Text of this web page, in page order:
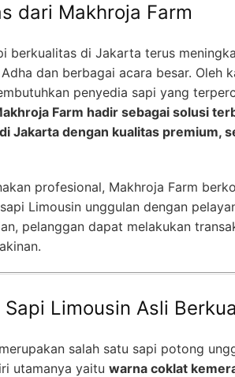
dari Makhroja Farm
berkualitas di Jakarta terus
dan berbagai acara besar. Oleh
penyedia sapi yang
Farm hadir sebagai solusi
Jakarta dengan kualitas premium,
profesional, Makhroja Farm
Limousin unggulan dengan
pelanggan dapat melakukan
Sapi Limousin Asli
salah satu sapi potong
utamanya yaitu warna coklat